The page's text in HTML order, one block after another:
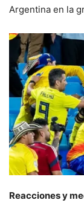
Argentina en la
Reacciones y